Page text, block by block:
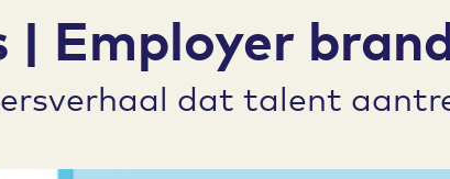
| Employer
dat talent